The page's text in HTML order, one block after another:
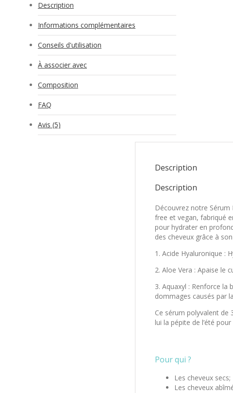
Description
Informations complémentaires
Conseils d'utilisation
À associer avec
Composition
FAQ
Avis (5)
Description
Description
Découvrez notre Sérum
free et vegan, fabriqué
pour hydrater en
des cheveux grâce à
1. Acide Hyaluronique :
2. Aloe Vera : Apaise le
3. Aquaxyl : Renforce
dommages causés par
Ce sérum polyvalent de
lui la pépite de l’été
Pour qui ?
Les cheveux secs;
Les cheveux